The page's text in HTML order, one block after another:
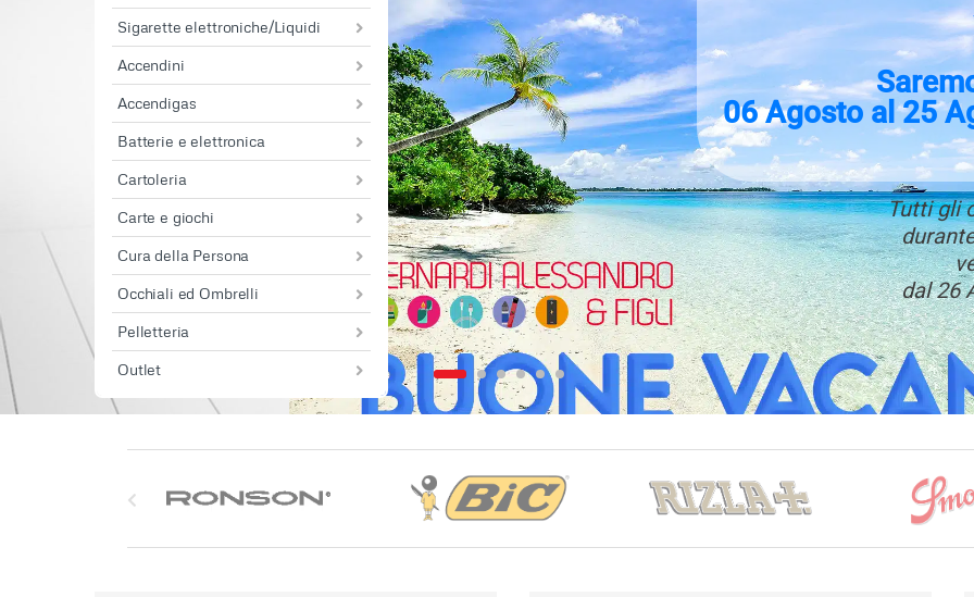
Sigarette elettroniche/Liquidi
Accendini
Accendigas
Batterie e elettronica
Cartoleria
Carte e giochi
Cura della Persona
Occhiali ed Ombrelli
Pelletteria
Outlet
06 Agosto al 25
Tutti gli
dal 26